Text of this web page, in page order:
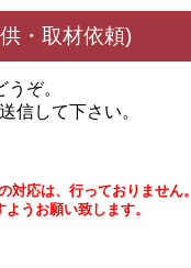
・取材依頼)
ぞ。
信して下さい。
応は、行っておりません。
うお願い致します。